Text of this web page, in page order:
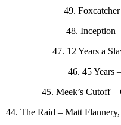
49.
48. Inception
47. 12 Years a
46. 45 Years
45. Meek’s Cutoff
44. The Raid – Matt